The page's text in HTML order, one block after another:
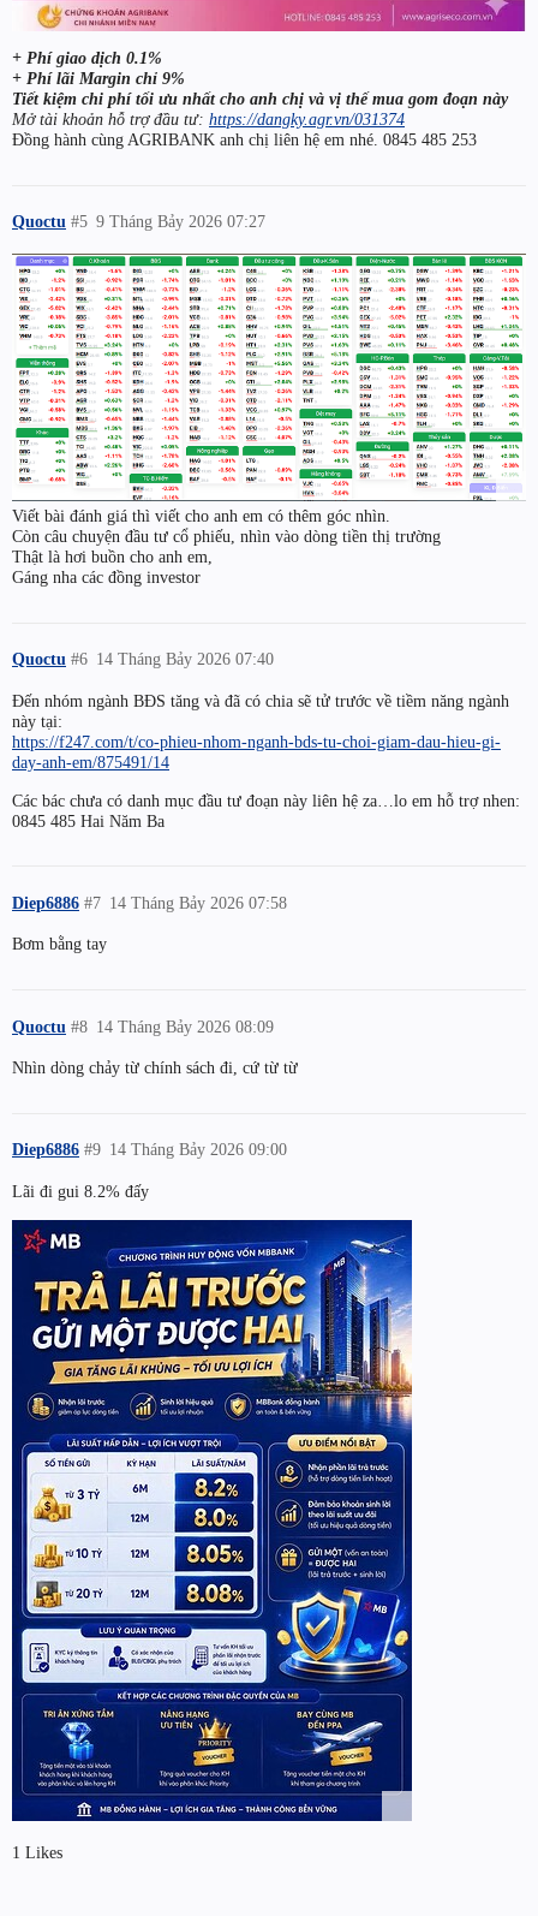
+ Phí giao dịch 0.1%
+ Phí lãi Margin chỉ 9%
Tiết kiệm chi phí tối ưu nhất cho anh chị và vị thế mua gom đoạn này
Mở tài khoản hỗ trợ đầu tư: https://dangky.agr.vn/031374
Đồng hành cùng AGRIBANK anh chị liên hệ em nhé. 0845 485 253
Quoctu 9 Tháng Bảy 2026 07:27
#5
Viết bài đánh giá thì viết cho anh em có thêm góc nhìn.
Còn câu chuyện đầu tư cổ phiếu, nhìn vào dòng tiền thị trường
Thật là hơi buồn cho anh em,
Gáng nha các đồng investor
Quoctu 14 Tháng Bảy 2026 07:40
#6
Đến nhóm ngành BĐS tăng và đã có chia sẽ tử trước về tiềm năng ngành
này tại:
https://f247.com/t/co-phieu-nhom-nganh-bds-tu-choi-giam-dau-hieu-gi-
day-anh-em/875491/14
Các bác chưa có danh mục đầu tư đoạn này liên hệ za…lo em hỗ trợ nhen:
0845 485 Hai Năm Ba
Diep6886 14 Tháng Bảy 2026 07:58
#7
Bơm bằng tay
Quoctu 14 Tháng Bảy 2026 08:09
#8
Nhìn dòng chảy từ chính sách đi, cứ từ từ
Diep6886 14 Tháng Bảy 2026 09:00
#9
Lãi đi gui 8.2% đấy
1 Likes